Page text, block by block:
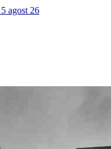
agost 26